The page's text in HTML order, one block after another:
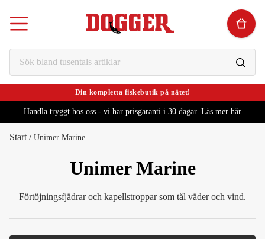
Din kompletta fiskebutik på nätet!
Handla tryggt hos oss - vi har prisgaranti i 30 dagar. Läs mer här
Start / Unimer Marine
Unimer Marine
Förtöjningsfjädrar och kapellstroppar som tål väder och vind.